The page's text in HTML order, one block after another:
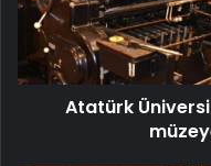
müzeye
dönüştürüldü
Atatürk